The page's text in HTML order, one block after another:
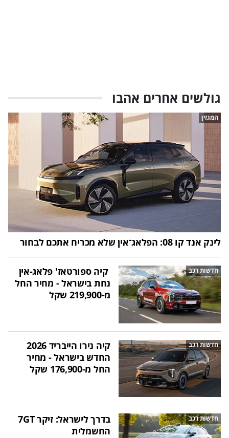
גולשים אחרים אהבו
המגזין
לינק אנד קו 08: הפלאג־אין שלא מכריח אתכם לבחור
חדשות רכב
קיה ספורטאז' פלאג-אין
נחת בישראל - מחיר החל
מ-219,900 שקל
חדשות רכב
קיה נירו הייבריד 2026
החדש בישראל - מחיר
החל מ-176,900 שקל
חדשות רכב
בדרך לישראל: זיקר 7GT
החשמלית